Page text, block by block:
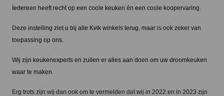
Iedereen heeft recht op een coole keuken én een coole koopervaring.
Deze instelling ziet u bij alle Kvik winkels terug, maar is ook zeker van
toepassing op ons.
Wij zijn keukenexperts en zullen er alles aan doen om uw droomkeuken
waar te maken.
Erg trots zijn wij dan ook om te vermelden dat wij in 2022 en in 2023 zijn